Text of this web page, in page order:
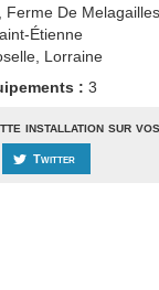
Ferme De Melagailles
Étienne
Lorraine
:3
installation sur
Twitter